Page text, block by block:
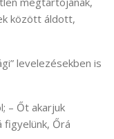
között áldott,
levelezésekben is
– Őt akarjuk
figyelünk, Őrá